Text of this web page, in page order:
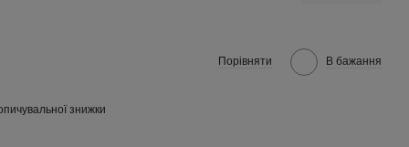
Порівняти В бажання
знижки